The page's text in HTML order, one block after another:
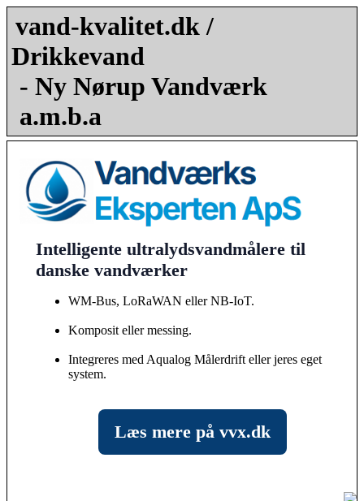
vand-kvalitet.dk /
Drikkevand
- Ny Nørup Vandværk
a.m.b.a
Intelligente ultralydsvandmålere til
danske vandværker
WM-Bus, LoRaWAN eller NB-IoT.
Komposit eller messing.
Integreres med Aqualog Målerdrift eller jeres eget
system.
Læs mere på vvx.dk